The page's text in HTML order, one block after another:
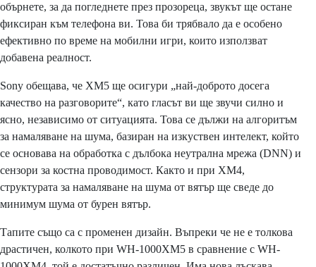
обърнете, за да погледнете през прозореца, звукът ще остане
фиксиран към телефона ви. Това би трябвало да е особено
ефективно по време на мобилни игри, които използват
добавена реалност.
Sony обещава, че XM5 ще осигури „най-доброто досега
качество на разговорите“, като гласът ви ще звучи силно и
ясно, независимо от ситуацията. Това се дължи на алгоритъм
за намаляване на шума, базиран на изкуствен интелект, който
се основава на обработка с дълбока неутрална мрежа (DNN) и
сензори за костна проводимост. Както и при XM4,
структурата за намаляване на шума от вятър ще сведе до
минимум шума от бурен вятър.
Тапите също са с променен дизайн. Въпреки че не е толкова
драстичен, колкото при WH-1000XM5 в сравнение с WH-